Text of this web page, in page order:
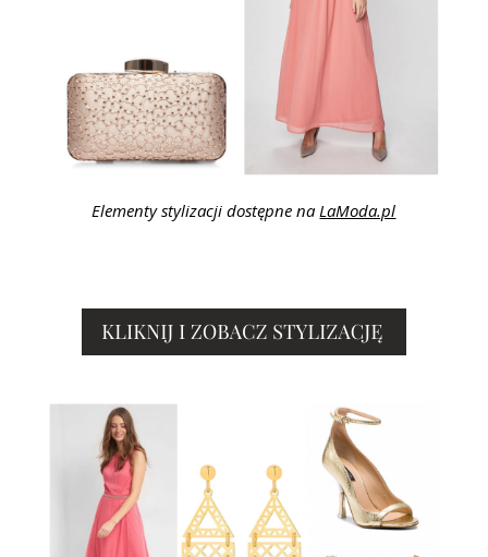
Elementy stylizacji dostępne naLaModa.pl